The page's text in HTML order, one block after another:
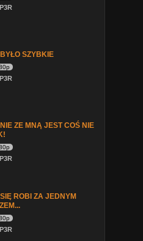
SZYBKIE
ZE MNĄ JEST COŚ NIE
ROBI ZA JEDNYM